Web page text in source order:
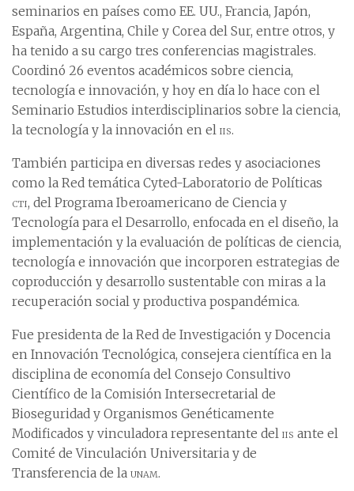
seminarios en países como EE. UU., Francia, Japón,
España, Argentina, Chile y Corea del Sur, entre otros, y
ha tenido a su cargo tres conferencias magistrales.
Coordinó 26 eventos académicos sobre ciencia,
tecnología e innovación, y hoy en día lo hace con el
Seminario Estudios interdisciplinarios sobre la ciencia,
la tecnología y la innovación en el iis.
También participa en diversas redes y asociaciones
como la Red temática Cyted-Laboratorio de Políticas
cti, del Programa Iberoamericano de Ciencia y
Tecnología para el Desarrollo, enfocada en el diseño, la
implementación y la evaluación de políticas de ciencia,
tecnología e innovación que incorporen estrategias de
coproducción y desarrollo sustentable con miras a la
recuperación social y productiva pospandémica.
Fue presidenta de la Red de Investigación y Docencia
en Innovación Tecnológica, consejera científica en la
disciplina de economía del Consejo Consultivo
Científico de la Comisión Intersecretarial de
Bioseguridad y Organismos Genéticamente
Modificados y vinculadora representante del iis ante el
Comité de Vinculación Universitaria y de
Transferencia de la unam.